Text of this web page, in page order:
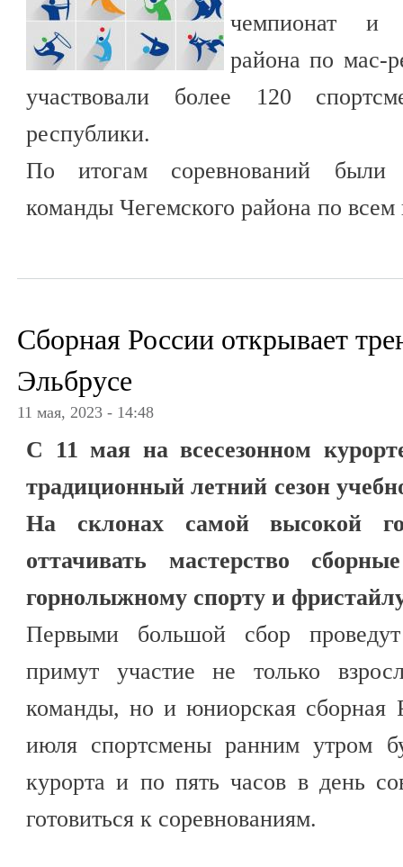
чемпионат и
района по мас-
участвовали более 120
республики.
По итогам соревнований были
команды Чегемского района по всем
Сборная России открывает
Эльбрусе
11 мая, 2023 - 14:48
С 11 мая на всесезонном
традиционный летний сезон
На склонах самой высокой
оттачивать мастерство
горнолыжному спорту и
Первыми большой сбор
примут участие не только
команды, но и юниорская сборная
июля спортсмены ранним утром
курорта и по пять часов в день
готовиться к соревнованиям.